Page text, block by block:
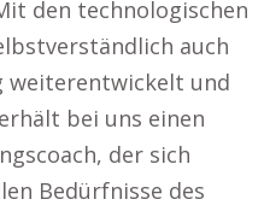
den technologischen
auch
weiterentwickelt und
bei uns einen
der sich
Bedürfnisse des